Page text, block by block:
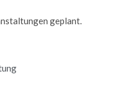
geplant.